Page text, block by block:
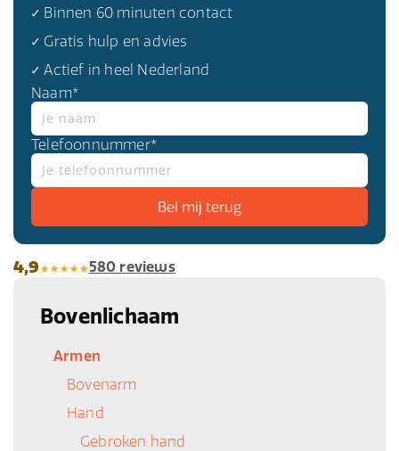
✓ Binnen 60 minuten contact
✓ Gratis hulp en advies
✓ Actief in heel Nederland
Naam*
Telefoonnummer*
4,9 580 reviews
Bovenlichaam
Armen
Bovenarm
Hand
Gebroken hand